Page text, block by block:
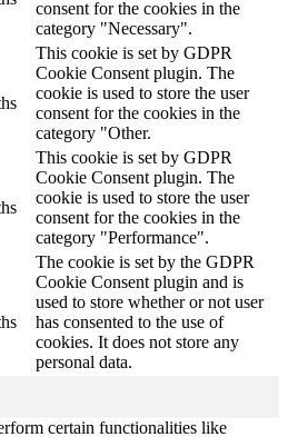
consent for the cookies in the
category "Necessary".
This cookie is set by GDPR
Cookie Consent plugin. The
cookie is used to store the user
consent for the cookies in the
category "Other.
This cookie is set by GDPR
Cookie Consent plugin. The
cookie is used to store the user
consent for the cookies in the
category "Performance".
The cookie is set by the GDPR
Cookie Consent plugin and is
used to store whether or not user
has consented to the use of
cookies. It does not store any
personal data.
certain functionalities like